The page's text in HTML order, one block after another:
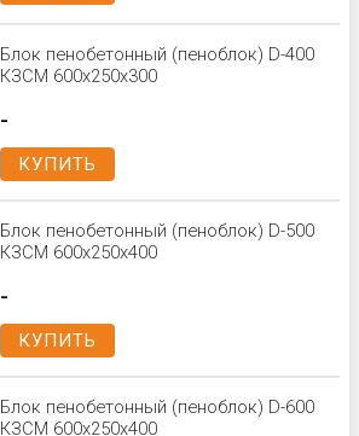
Блок пенобетонный (пеноблок) D-400
КЗСМ 600x250x300
-
КУПИТЬ
Блок пенобетонный (пеноблок) D-500
КЗСМ 600x250x400
-
КУПИТЬ
Блок пенобетонный (пеноблок) D-600
КЗСМ 600x250x400